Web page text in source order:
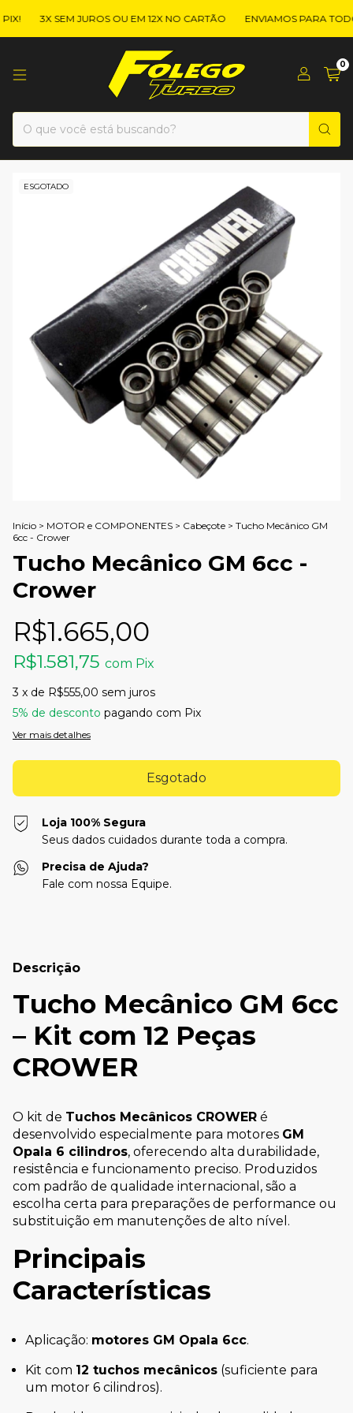
3X SEM JUROS OU EM 12X NO CARTÃO ENVIAMOS PARA
0
ESGOTADO
Início > MOTOR e COMPONENTES > Cabeçote > Tucho Mecânico GM
6cc - Crower
Tucho Mecânico GM 6cc -
Crower
R$1.665,00
R$1.581,75 com Pix
3 x de R$555,00 sem juros
5% de desconto pagando com Pix
Ver mais detalhes
Loja 100% Segura
Seus dados cuidados durante toda a compra.
Precisa de Ajuda?
Fale com nossa Equipe.
Descrição
Tucho Mecânico GM 6cc
– Kit com 12 Peças
CROWER
O kit de Tuchos Mecânicos CROWER é
desenvolvido especialmente para motores GM
Opala 6 cilindros, oferecendo alta durabilidade,
resistência e funcionamento preciso. Produzidos
com padrão de qualidade internacional, são a
escolha certa para preparações de performance ou
substituição em manutenções de alto nível.
Principais
Características
Aplicação: motores GM Opala 6cc.
Kit com 12 tuchos mecânicos (suficiente para
um motor 6 cilindros).